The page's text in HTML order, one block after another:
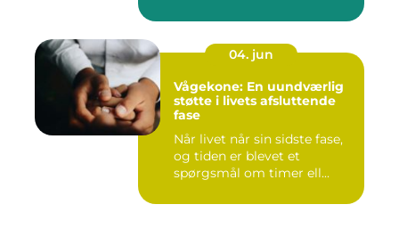
04. jun
Vågekone: En uundværlig
støtte i livets afsluttende
fase
Når livet når sin sidste fase,
og tiden er blevet et
spørgsmål om timer ell...